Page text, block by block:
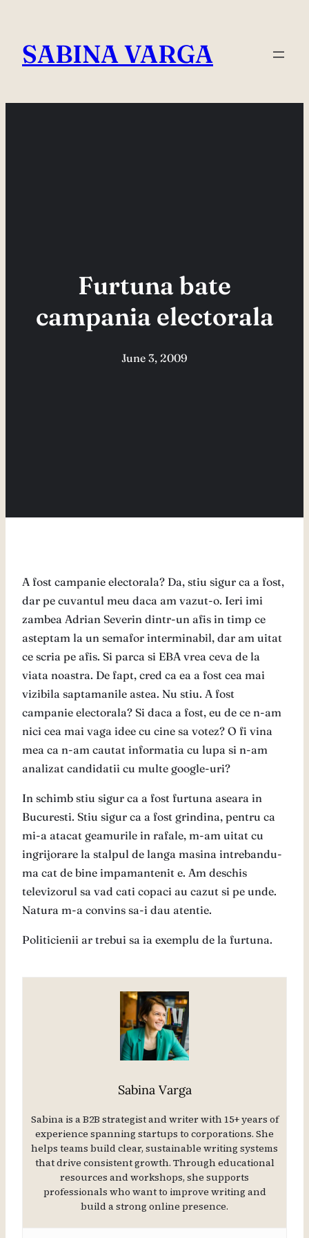
content
SABINA VARGA
Furtuna bate
campania electorala
June 3, 2009
A fost campanie electorala? Da, stiu sigur ca a fost,
dar pe cuvantul meu daca am vazut-o. Ieri imi
zambea Adrian Severin dintr-un afis in timp ce
asteptam la un semafor interminabil, dar am uitat
ce scria pe afis. Si parca si EBA vrea ceva de la
viata noastra. De fapt, cred ca ea a fost cea mai
vizibila saptamanile astea. Nu stiu. A fost
campanie electorala? Si daca a fost, eu de ce n-am
nici cea mai vaga idee cu cine sa votez? O fi vina
mea ca n-am cautat informatia cu lupa si n-am
analizat candidatii cu multe google-uri?
In schimb stiu sigur ca a fost furtuna aseara in
Bucuresti. Stiu sigur ca a fost grindina, pentru ca
mi-a atacat geamurile in rafale, m-am uitat cu
ingrijorare la stalpul de langa masina intrebandu-
ma cat de bine impamantenit e. Am deschis
televizorul sa vad cati copaci au cazut si pe unde.
Natura m-a convins sa-i dau atentie.
Politicienii ar trebui sa ia exemplu de la furtuna.
Sabina Varga
Sabina is a B2B strategist and writer with 15+ years of
experience spanning startups to corporations. She
helps teams build clear, sustainable writing systems
that drive consistent growth. Through educational
resources and workshops, she supports
professionals who want to improve writing and
build a strong online presence.